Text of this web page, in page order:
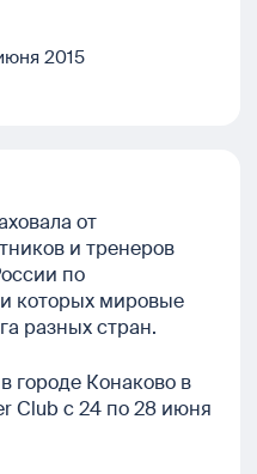
2015
от
и тренеров
по
которых мировые
разных стран.
городе Конаково в
Club с 24 по 28 июня